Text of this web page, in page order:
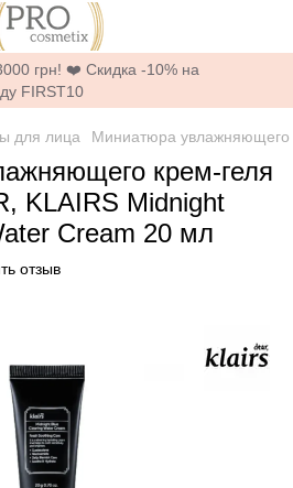
грн! ❤️ Скидка -10% на
FIRST10
для лица Миниатюра увлажняющего
крем-геля
KLAIRS Midnight
Cream 20 мл
отзыв